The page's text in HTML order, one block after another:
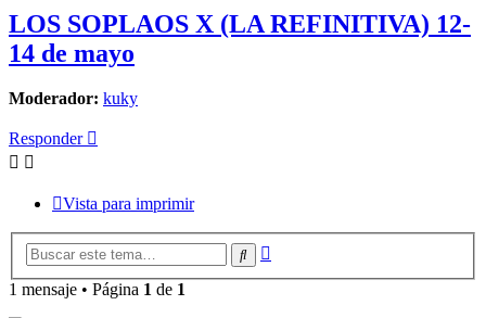
LOS SOPLAOS X (LA REFINITIVA) 12-
14 de mayo
Moderador: kuky
Responder
Vista para imprimir
Buscar
1 mensaje • Página 1 de 1